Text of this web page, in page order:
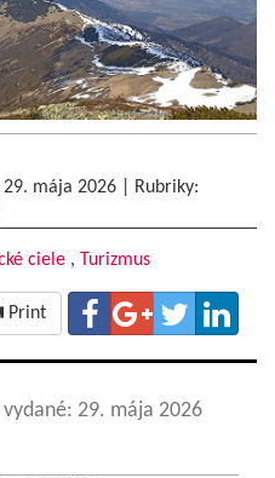
29. mája 2026
Rubriky:
ciele , Turizmus
Print
29. mája 2026